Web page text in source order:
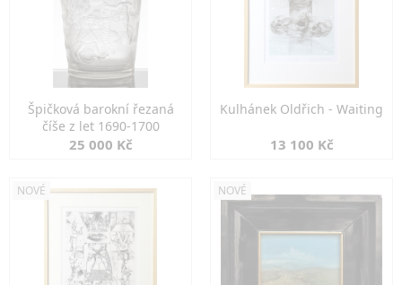
Špičková barokní řezaná
číše z let 1690-1700
25 000 Kč
Kulhánek Oldřich - Waiting
13 100 Kč
NOVÉ NOVÉ